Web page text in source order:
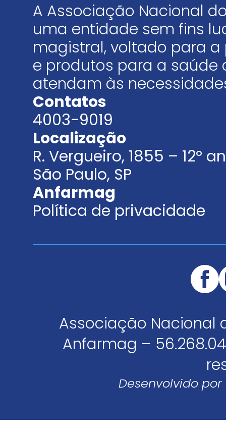
A Associação Nacional
uma entidade sem fins
magistral, voltado para
e produtos para a saúde
atendam às
Contatos
4003-9019
Localização
R. Vergueiro, 1855 – 12º
São Paulo, SP
Anfarmag
Política de privacidade
Associação Nacional
Anfarmag –
Desenvolvido por